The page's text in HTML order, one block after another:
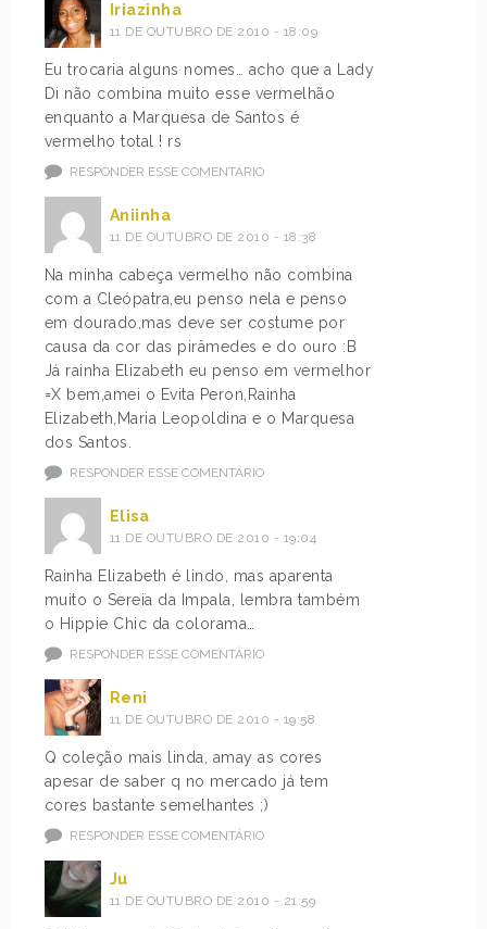
Iriazinha
11 DE OUTUBRO DE 2010 - 18:09
Eu trocaria alguns nomes… acho que a Lady
Di não combina muito esse vermelhão
enquanto a Marquesa de Santos é
vermelho total ! rs
RESPONDER ESSE COMENTÁRIO
Aniinha
11 DE OUTUBRO DE 2010 - 18:38
Na minha cabeça vermelho não combina
com a Cleópatra,eu penso nela e penso
em dourado,mas deve ser costume por
causa da cor das pirâmedes e do ouro :B
Já rainha Elizabeth eu penso em vermelhor
=X bem,amei o Evita Peron,Rainha
Elizabeth,Maria Leopoldina e o Marquesa
dos Santos.
RESPONDER ESSE COMENTÁRIO
Elisa
11 DE OUTUBRO DE 2010 - 19:04
Rainha Elizabeth é lindo, mas aparenta
muito o Sereia da Impala, lembra também
o Hippie Chic da colorama…
RESPONDER ESSE COMENTÁRIO
Reni
11 DE OUTUBRO DE 2010 - 19:58
Q coleção mais linda, amay as cores
apesar de saber q no mercado já tem
cores bastante semelhantes ;)
RESPONDER ESSE COMENTÁRIO
Ju
11 DE OUTUBRO DE 2010 - 21:59